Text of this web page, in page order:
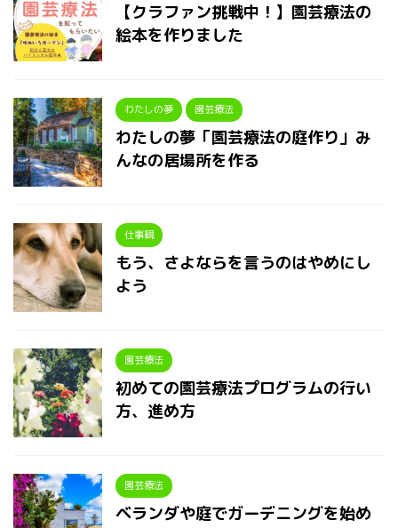
【クラファン挑戦中！】園芸療法の
絵本を作りました
わたしの夢 園芸療法
わたしの夢「園芸療法の庭作り」み
んなの居場所を作る
仕事観
もう、さよならを言うのはやめにし
よう
園芸療法
初めての園芸療法プログラムの行い
方、進め方
園芸療法
ベランダや庭でガーデニングを始め